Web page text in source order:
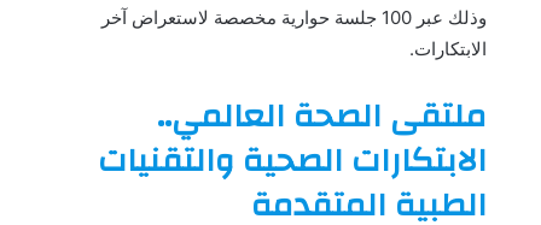
وذلك عبر 100 جلسة حوارية مخصصة لاستعراض آخر
الابتكارات.
ملتقى الصحة العالمي..
الابتكارات الصحية والتقنيات
الطبية المتقدمة